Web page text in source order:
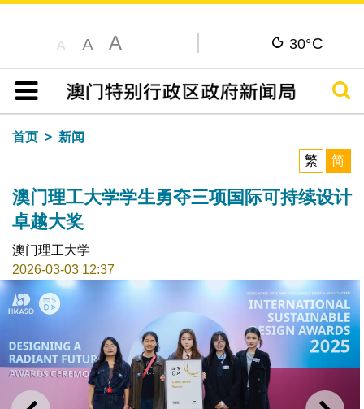
A A A 30°C
目录
搜寻
首页
新闻
繁
简
澳门理工大学学生勇夺三项国际可持续设计
卓越大奖
澳门理工大学
2026-03-03 12:37